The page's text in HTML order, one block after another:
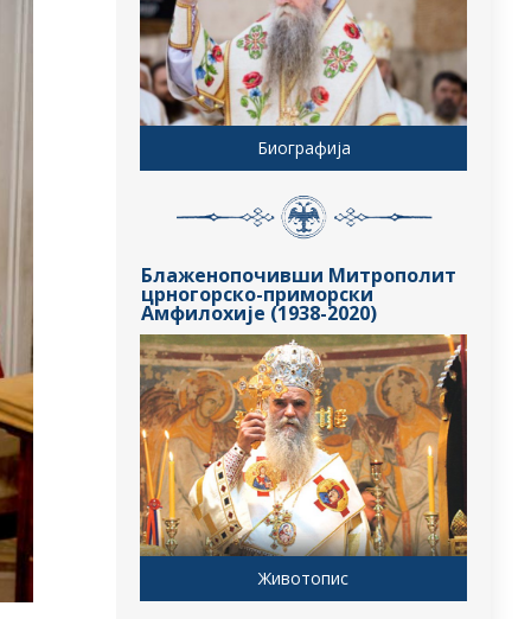
Биографија
Блаженопочивши Митрополит
црногорско-приморски
Амфилохије (1938-2020)
Животопис